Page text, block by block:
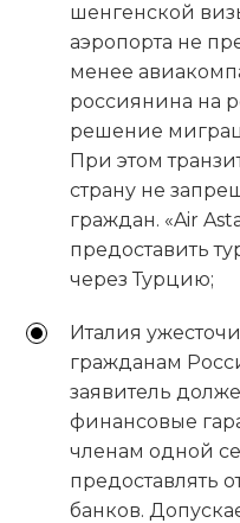
шенгенской
аэропорта не
менее
россиянина на
решение
При этом
страну не
граждан. «Air
предоставить
через Турцию;
Италия
гражданам
заявитель
финансовые
членам одной
предоставлять
банков.